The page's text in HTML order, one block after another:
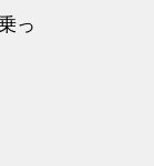
っ